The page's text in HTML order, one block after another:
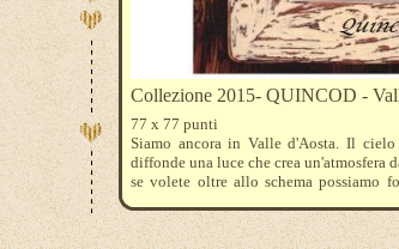
Collezione 2015- QUINCOD -
77 x 77 punti
Siamo ancora in Valle d'Aosta. Il
diffonde una luce che crea un'atmosfera
se volete oltre allo schema possiamo
ha utilizzato anche Parolin ... come
3820-816-3363-645-648-3865-3021-